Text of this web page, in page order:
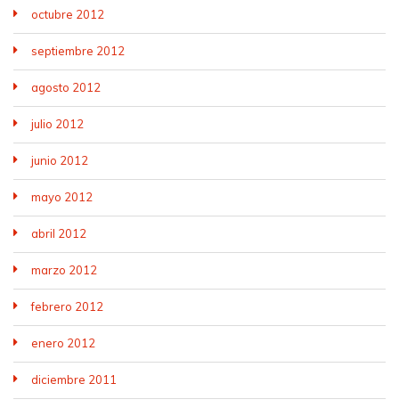
octubre 2012
septiembre 2012
agosto 2012
julio 2012
junio 2012
mayo 2012
abril 2012
marzo 2012
febrero 2012
enero 2012
diciembre 2011